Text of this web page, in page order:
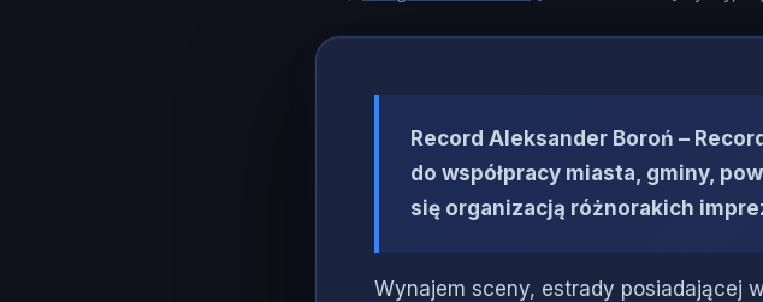
Record Aleksander Boroń –
do współpracy miasta, gminy,
się organizacją różnorakich
Wynajem sceny, estrady posiadającej